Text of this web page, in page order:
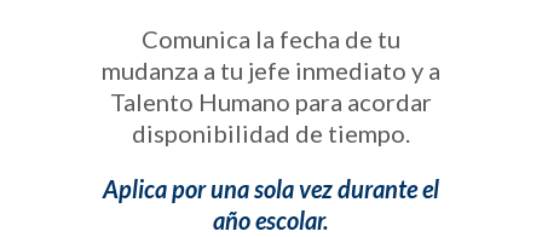
Comunica la fecha de tu
mudanza a tu jefe inmediato y a
Talento Humano para acordar
disponibilidad de tiempo.
Aplica por una sola vez durante el
año escolar.